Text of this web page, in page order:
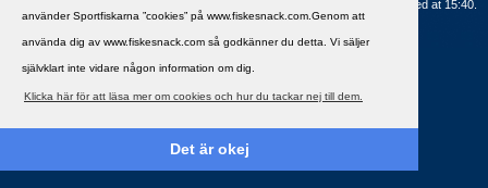
använder Sportfiskarna ”cookies” på www.fiskesnack.com.Genom att
använda dig av www.fiskesnack.com så godkänner du detta. Vi säljer
självklart inte vidare någon information om dig.
Klicka här för att läsa mer om cookies och hur du tackar nej till dem.
Det är okej
All times are GMT+1. This page was generated at 15:40.